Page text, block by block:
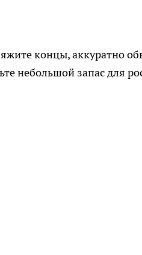
концы, аккуратно
небольшой запас для